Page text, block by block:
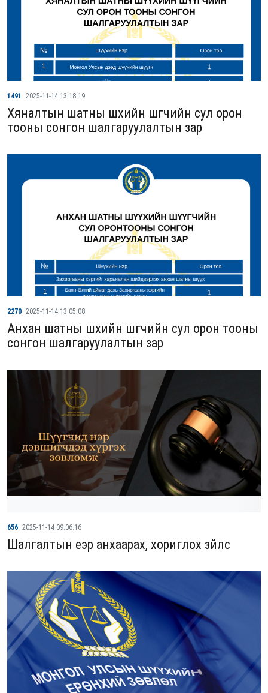
1491 2025-11-14 13:18:19
Хяналтын шатны шүүхийн шүүгчийн сул орон
тооны сонгон шалгаруулалтын зар
2270 2025-11-14 13:05:08
Анхан шатны шүүхийн шүүгчийн сул орон тооны
сонгон шалгаруулалтын зар
656 2025-11-14 09:06:16
Шалгалтын үеэр анхаарах, хориглох зүйлс